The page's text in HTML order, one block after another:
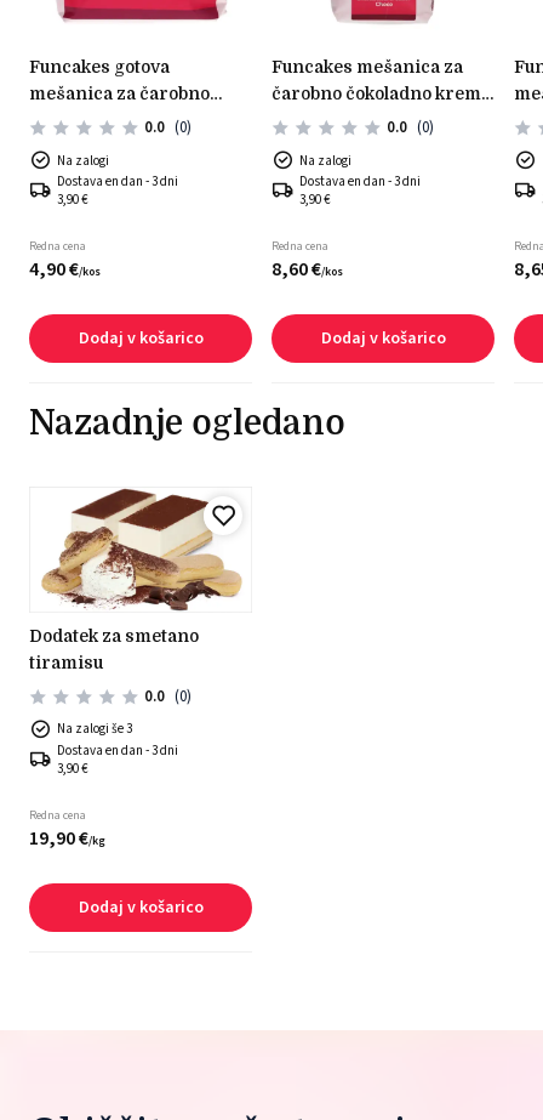
funcakes gotova
mešanica za čarobno
kremo 200g
0.0 (0)
Na zalogi
Dostava en dan - 3 dni
3,90 €
Redna cena
4,90€/kos
Dodaj v košarico
funcakes mešanica za
čarobno čokoladno kremo
– 450 g
0.0 (0)
Na zalogi
Dostava en dan - 3 dni
3,90 €
Redna cena
8,60€/kos
Dodaj v košarico
funcakes gotova
8,
Nazadnje ogledano
dodatek za smetano
tiramisu
0.0 (0)
Na zalogi še 3
Dostava en dan - 3 dni
3,90 €
Redna cena
19,90€/kg
Dodaj v košarico